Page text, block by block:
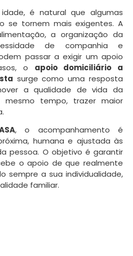
é natural que algumas
se tornem mais exigentes. A
a organização da
de companhia e
passar a exigir um apoio
o apoio domiciliário a
surge como uma resposta
a qualidade de vida da
tempo, trazer maior
, o acompanhamento é
humana e ajustada às
pessoa. O objetivo é garantir
o apoio de que realmente
sempre a sua individualidade,
familiar.